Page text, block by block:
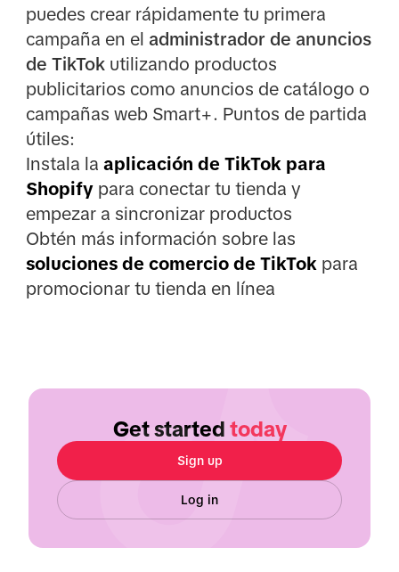
puedes crear rápidamente tu primera
campaña en el administrador de anuncios
de TikTokutilizando productos
publicitarios como anuncios de catálogo o
campañas web Smart+. Puntos de partida
útiles:
Instala la aplicación de TikTok para
Shopifypara conectar tu tienda y
empezar a sincronizar productos
Obtén más información sobre las
soluciones de comercio de TikTok para
promocionar tu tienda en línea
Get started today
Sign up
Log in